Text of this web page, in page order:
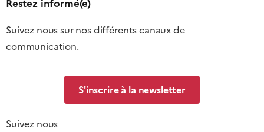
Restez informé(e)
Suivez nous sur nos différents canaux de
communication.
S'inscrire à la newsletter
Suivez nous